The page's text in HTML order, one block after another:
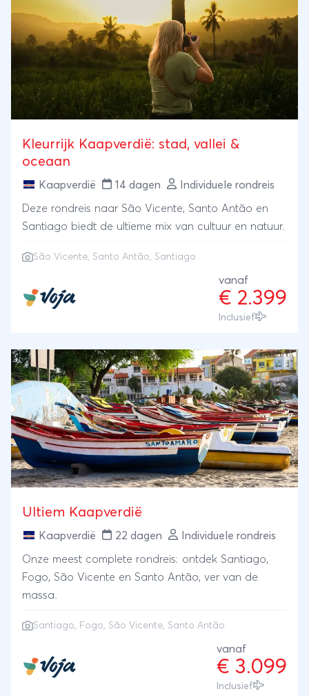
Kleurrijk Kaapverdië: stad, vallei &
oceaan
Kaapverdië 14 dagen Individuele rondreis
Deze rondreis naar São Vicente, Santo Antão en
Santiago biedt de ultieme mix van cultuur en natuur.
São Vicente, Santo Antão, Santiago
vanaf
€ 2.399
Inclusief
Ultiem Kaapverdië
Kaapverdië 22 dagen Individuele rondreis
Onze meest complete rondreis: ontdek Santiago,
Fogo, São Vicente en Santo Antão, ver van de
massa.
Santiago, Fogo, São Vicente, Santo Antão
vanaf
€ 3.099
Inclusief